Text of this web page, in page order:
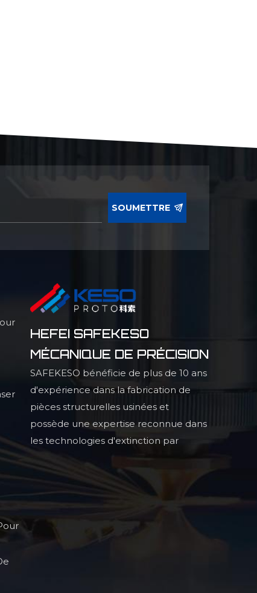
SOUMETTRE
HEFEI SAFEKESO
MÉCANIQUE DE PRÉCISION
SAFEKESO bénéficie de plus de 10 ans
d'expérience dans la fabrication de
pièces structurelles usinées et
possède une expertise reconnue dans
les technologies d'extinction par
infrarouge, la production de pièces
structurelles profilées de haute
précision et les procédés de haute
qualité.